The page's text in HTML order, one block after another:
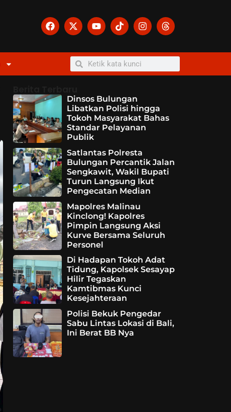
Dinsos Bulungan
Libatkan Polisi hingga
Tokoh Masyarakat Bahas
Standar Pelayanan
Publik
Satlantas Polresta
Bulungan Percantik Jalan
Sengkawit, Wakil Bupati
Turun Langsung Ikut
Pengecatan Median
Mapolres Malinau
Kinclong! Kapolres
Pimpin Langsung Aksi
Kurve Bersama Seluruh
Personel
Di Hadapan Tokoh Adat
Tidung, Kapolsek Sesayap
Hilir Tegaskan
Kamtibmas Kunci
Kesejahteraan
Polisi Bekuk Pengedar
Sabu Lintas Lokasi di Bali,
Ini Berat BB Nya